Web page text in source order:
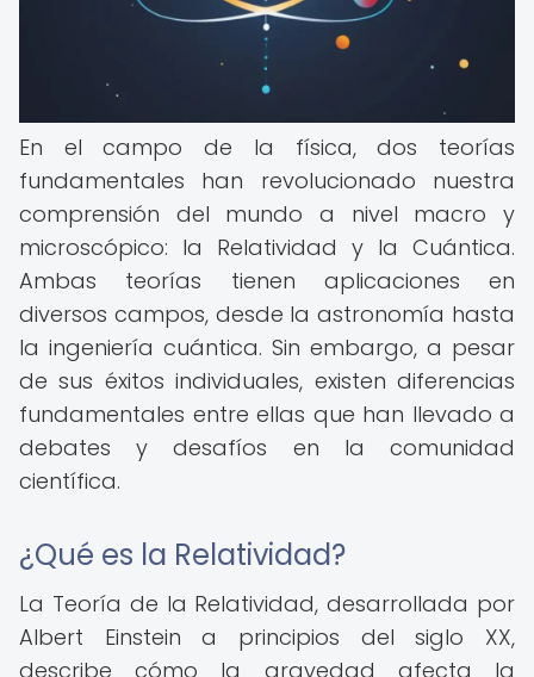
En el campo de la física, dos teorías
fundamentales han revolucionado nuestra
comprensión del mundo a nivel macro y
microscópico: la Relatividad y la Cuántica.
Ambas teorías tienen aplicaciones en
diversos campos, desde la astronomía hasta
la ingeniería cuántica. Sin embargo, a pesar
de sus éxitos individuales, existen diferencias
fundamentales entre ellas que han llevado a
debates y desafíos en la comunidad
científica.
¿Qué es la Relatividad?
La Teoría de la Relatividad, desarrollada por
Albert Einstein a principios del siglo XX,
describe cómo la gravedad afecta la